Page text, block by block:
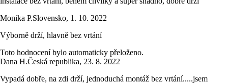
Monika P.Slovensko, 1. 10. 2022
Výborně drží, hlavně bez vrtání
Toto hodnocení bylo automaticky přeloženo.
Dana H.Česká republika, 23. 8. 2022
Vypadá dobře, na zdi drží, jednoduchá montáž bez vrtání.....jsem